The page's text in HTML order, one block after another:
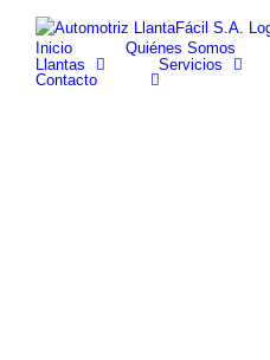
content
facebook
youtube
Inicio
Quiénes Somos
Llantas
Servicios
Contacto